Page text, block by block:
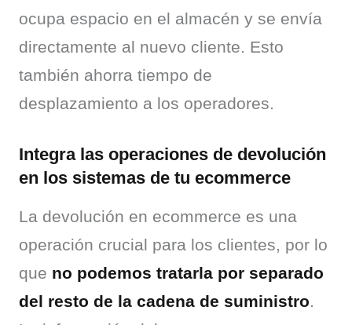
ocupa espacio en el almacén y se envía
directamente al nuevo cliente. Esto
también ahorra tiempo de
desplazamiento a los operadores.
Integra las operaciones de devolución
en los sistemas de tu ecommerce
La devolución en ecommerce es una
operación crucial para los clientes, por lo
que no podemos tratarla por separado
del resto de la cadena de suministro.